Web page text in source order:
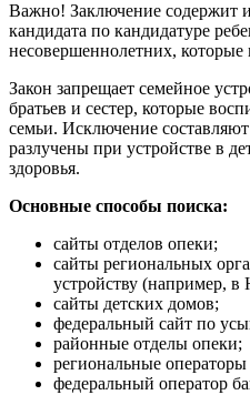
Важно! Заключение содержит
кандидата по кандидатуре
несовершеннолетних,
Закон запрещает семейное
братьев и сестер, которые
семьи. Исключение
разлучены при устройстве в
здоровья.
Основные способы поиска:
сайты отделов опеки;
сайты региональных
устройству (например, в
сайты детских домов;
федеральный сайт по
районные отделы опеки;
региональные
федеральный оператор